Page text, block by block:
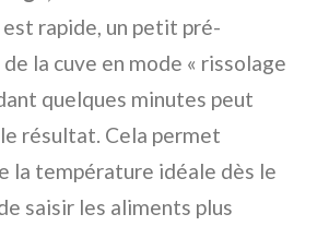
rapide, un petit pré-
la cuve en mode « rissolage
quelques minutes peut
résultat. Cela permet
la température idéale dès le
saisir les aliments plus